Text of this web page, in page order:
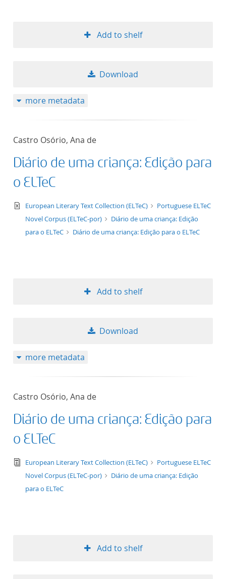
Add to shelf
Download
more metadata
Castro Osório, Ana de
Diário de uma criança: Edição para
o ELTeC
text/xml
European Literary Text Collection (ELTeC)
Portuguese ELTeC
Novel Corpus (ELTeC-por)
Diário de uma criança: Edição
para o ELTeC
Diário de uma criança: Edição para o ELTeC
Add to shelf
Download
more metadata
Castro Osório, Ana de
Diário de uma criança: Edição para
o ELTeC
text/tg.edition+tg.aggregation+xml
European Literary Text Collection (ELTeC)
Portuguese ELTeC
Novel Corpus (ELTeC-por)
Diário de uma criança: Edição
para o ELTeC
Add to shelf